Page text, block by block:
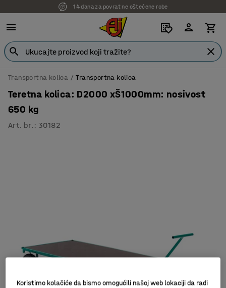
14 dana za povrat ne oštećene robe
7 godina garancije
Transportna kolica Transportna kolica
Teretna kolica: D2000 xŠ1000mm: nosivost
650 kg
Art. br. : 30182
Koristimo kolačiće da bismo omogućili našoj web lokaciji da radi